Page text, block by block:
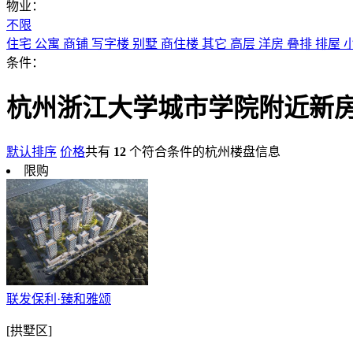
物业：
不限
住宅 公寓 商铺 写字楼 别墅 商住楼 其它 高层 洋房 叠排 排屋
条件：
杭州浙江大学城市学院附近新
默认排序 价格共有 12 个符合条件的杭州楼盘信息
限购
联发保利·臻和雅颂
[拱墅区]